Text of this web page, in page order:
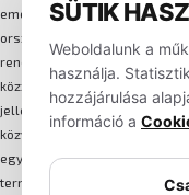
SÜTIK
Weboldalunk a
használja.
hozzájárulása
információ a
emeléstechnikai
országos lefedettségű
rendszer, valamint egységes
közzétett képek, műszaki
jellegűek, nem minősülnek
közvetlen online értékesítés,
egyeztetés alapján, írásos
termékek, specifikációk és